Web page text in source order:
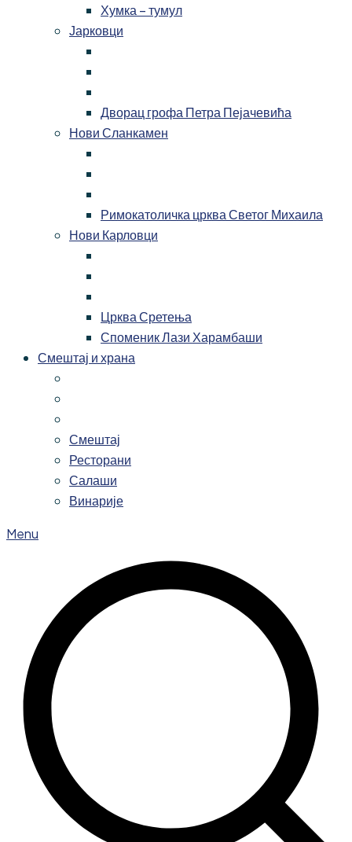
Хумка – тумул
Јарковци
Дворац грофа Петра Пејачевића
Нови Сланкамен
Римокатоличка црква Светог Михаила
Нови Карловци
Црква Сретења
Споменик Лази Харамбаши
Смештај и храна
Смештај
Ресторани
Салаши
Винарије
Menu